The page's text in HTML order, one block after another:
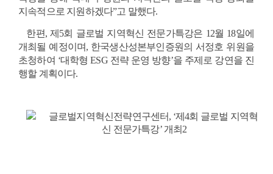
지속적으로 지원하겠다”고 말했다.
한편, 제5회 글로벌 지역혁신 전문가특강은 12월 18일에
개최될 예정이며, 한국생산성본부인증원의 서정호 위원을
초청하여 ‘대학형 ESG 전략 운영 방향’을 주제로 강연을 진
행할 계획이다.